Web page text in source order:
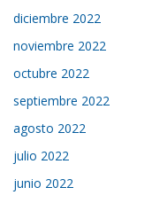
diciembre 2022
noviembre 2022
octubre 2022
septiembre 2022
agosto 2022
julio 2022
junio 2022